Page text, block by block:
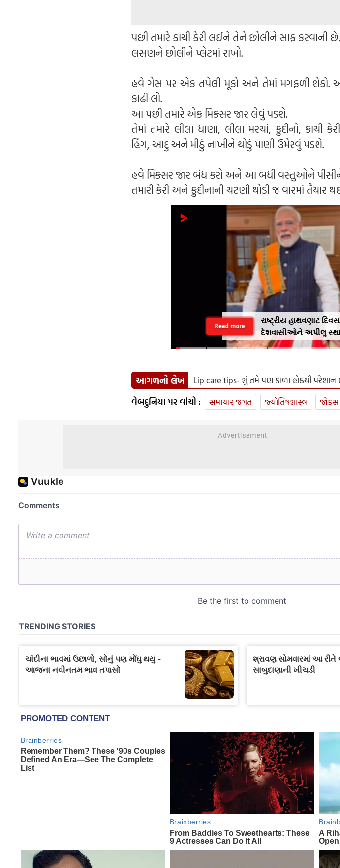
પછી તમારે કાચી કેરી લઈને તેને છોલીને સાફ કરવાની
લસણને છોલીને પ્લેટમાં રાખો.
હવે ગેસ પર એક તપેલી મૂકો અને તેમાં મગફળી
કાઢી લો.
આ પછી તમારે એક મિક્સર જાર લેવું પડશે.
તેમાં તમારે લીલા ધાણા, લીલા મરચાં, ફુદીનો, કાચી
હિંગ, આદુ અને મીઠું નાખીને થોડું પાણી ઉમેરવું પડશે.
હવે મિક્સર જાર બંધ કરો અને આ બધી વસ્તુઓને
તમારી કેરી અને ફુદીનાની ચટણી થોડી જ વારમાં તૈયાર
રાષ્ટ્રીય હાથવણાટ
દેશવાસીઓને અપીલૢ
'GRWM' ટ્રેન્ડ ફોલો કરો
Read more
આગળનો લેખ Lip care tips- શું તમે પણ કાળા હોઠથી
વેબદુનિયા પર વાંચો : સમાચાર જગત જ્યોતિષશાસ્ત્ર જોક્સ